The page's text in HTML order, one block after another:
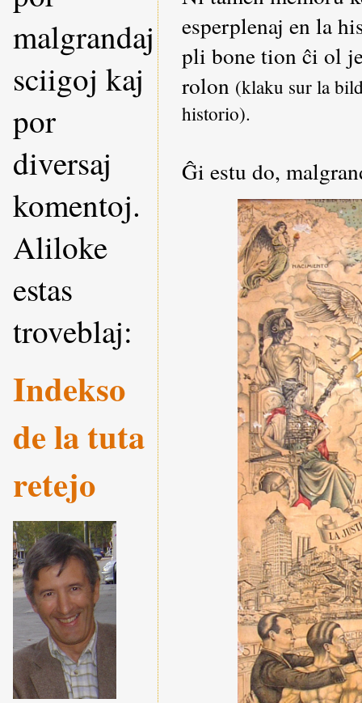
esperplenaj en la
pli bone tion ĉi ol
rolon (klaku sur la
historio).
Ĝi estu do,
malgrandaj
sciigoj kaj
por
diversaj
komentoj.
Aliloke
estas
troveblaj:
Indekso
de la tuta
retejo